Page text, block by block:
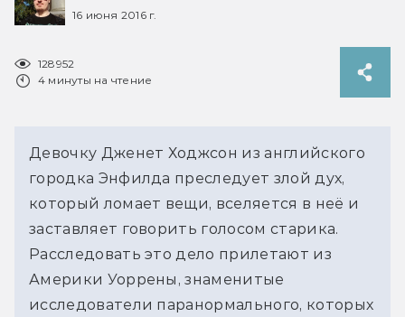
16 июня 2016 г.
128952
4 минуты на чтение
Девочку Дженет Ходжсон из английского
городка Энфилда преследует злой дух,
который ломает вещи, вселяется в неё и
заставляет говорить голосом старика.
Расследовать это дело прилетают из
Америки Уоррены, знаменитые
исследователи паранормального, которых